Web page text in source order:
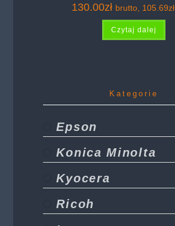
130.00zł brutto, 105.69zł
Czytaj dalej
Kategorie
Epson
Konica Minolta
Kyocera
Ricoh